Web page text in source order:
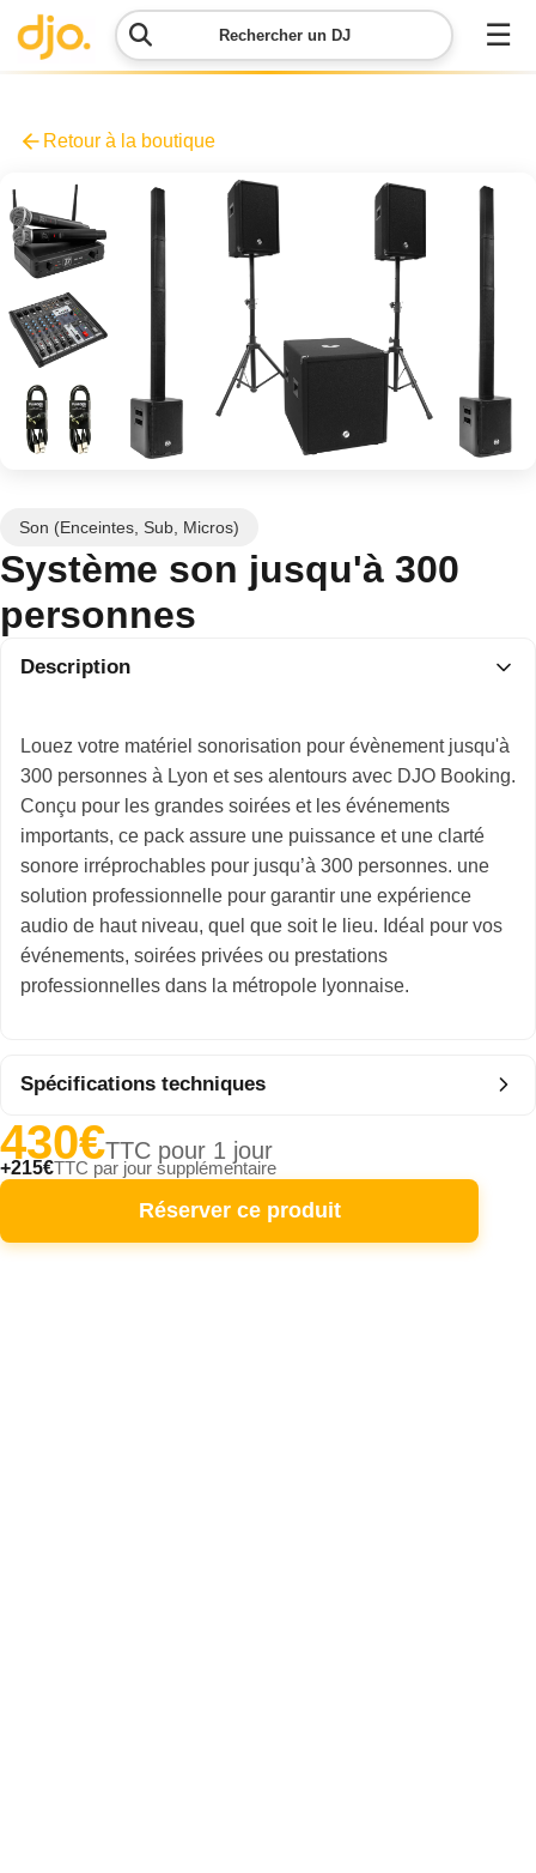
Rechercher un DJ ☰
Menu
Contacter
DJO
ma
demande
Simulateur
de prix
Retour à la boutique
Son (Enceintes, Sub, Micros)
Système son jusqu'à 300
personnes
Description
Louez votre matériel sonorisation pour évènement jusqu'à
300 personnes à Lyon et ses alentours avec DJO Booking.
Conçu pour les grandes soirées et les événements
importants, ce pack assure une puissance et une clarté
sonore irréprochables pour jusqu’à 300 personnes. une
solution professionnelle pour garantir une expérience
audio de haut niveau, quel que soit le lieu. Idéal pour vos
événements, soirées privées ou prestations
professionnelles dans la métropole lyonnaise.
Spécifications techniques
Elokance - ELO 800C + 2 Mac Mah SC400 + Cables XLR
430€TTC pour 1 jour
+215€TTC par jour supplémentaire
Réserver ce produit